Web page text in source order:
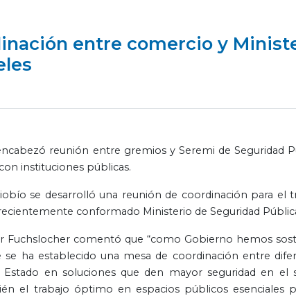
entre comercio y
reunión entre gremios y Seremi de Seguridad
instituciones públicas.
se desarrolló una reunión de coordinación para el
conformado Ministerio de Seguridad
Fuchslocher comentó que “como Gobierno hemos
ha establecido una mesa de coordinación entre
en soluciones que den mayor seguridad en el
el trabajo óptimo en espacios públicos esenciales